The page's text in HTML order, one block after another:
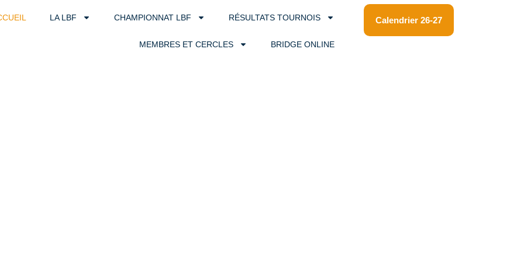
LA LBF CHAMPIONNAT LBF RÉSULTATS TOURNOIS
MEMBRES ET CERCLES BRIDGE ONLINE
Calendrier 26-27